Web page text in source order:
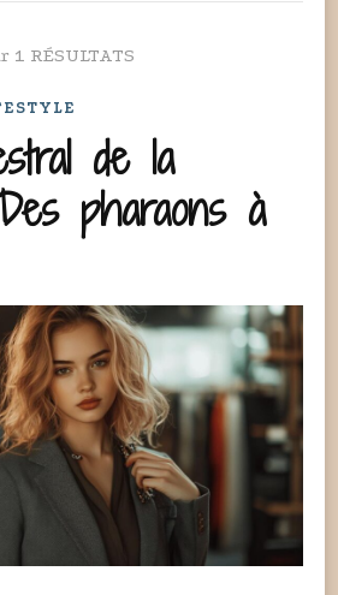
RÉSULTATS
de la
pharaons à